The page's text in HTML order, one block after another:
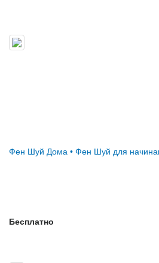
Фен Шуй Дома • Фен Шуй для
Бесплатно